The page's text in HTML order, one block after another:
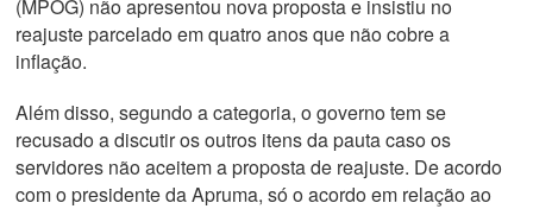
(MPOG) não apresentou nova proposta e insistiu no
reajuste parcelado em quatro anos que não cobre a
inflação.
Além disso, segundo a categoria, o governo tem se
recusado a discutir os outros itens da pauta caso os
servidores não aceitem a proposta de reajuste. De acordo
com o presidente da Apruma, só o acordo em relação ao